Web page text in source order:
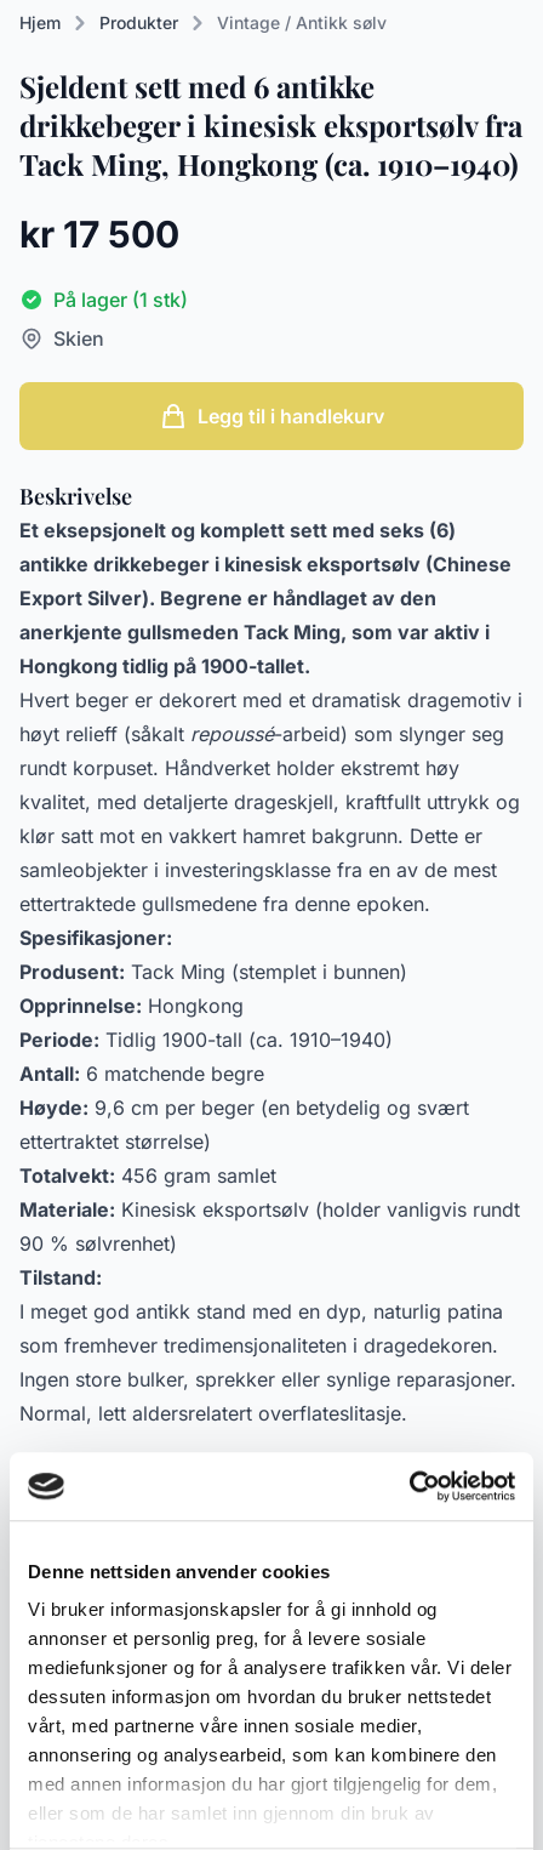
Denne nettsiden anvender cookies
Vi bruker informasjonskapsler for å gi innhold og
annonser et personlig preg, for å levere sosiale
mediefunksjoner og for å analysere trafikken vår. Vi deler
dessuten informasjon om hvordan du bruker nettstedet
vårt, med partnerne våre innen sosiale medier,
annonsering og analysearbeid, som kan kombinere den
med annen informasjon du har gjort tilgjengelig for dem,
eller som de har samlet inn gjennom din bruk av
Hjem Produkter Vintage / Antikk sølv
Sjeldent sett med 6 antikke
drikkebeger i kinesisk eksportsølv fra
Tack Ming, Hongkong (ca. 1910–1940)
kr 17 500
På lager (1 stk)
Skien
Legg til i handlekurv
Beskrivelse
Et eksepsjonelt og komplett sett med seks (6)
antikke drikkebeger i kinesisk eksportsølv (Chinese
Export Silver). Begrene er håndlaget av den
anerkjente gullsmeden Tack Ming, som var aktiv i
Hongkong tidlig på 1900-tallet.
Hvert beger er dekorert med et dramatisk dragemotiv i
høyt relieff (såkalt repoussé-arbeid) som slynger seg
rundt korpuset. Håndverket holder ekstremt høy
kvalitet, med detaljerte drageskjell, kraftfullt uttrykk og
klør satt mot en vakkert hamret bakgrunn. Dette er
samleobjekter i investeringsklasse fra en av de mest
ettertraktede gullsmedene fra denne epoken.
Spesifikasjoner:
Produsent: Tack Ming (stemplet i bunnen)
Opprinnelse: Hongkong
Periode: Tidlig 1900-tall (ca. 1910–1940)
Antall: 6 matchende begre
Høyde: 9,6 cm per beger (en betydelig og svært
ettertraktet størrelse)
Totalvekt: 456 gram samlet
Materiale: Kinesisk eksportsølv (holder vanligvis rundt
90 % sølvrenhet)
Tilstand:
I meget god antikk stand med en dyp, naturlig patina
som fremhever tredimensjonaliteten i dragedekoren.
Ingen store bulker, sprekker eller synlige reparasjoner.
Normal, lett aldersrelatert overflateslitasje.
*Dette produktet har fri frakt, blir trukket ifra i kassen
når man skal betale.
Produktdetaljer
Tilstand:
God med bruksspor
Varenummer:
2000000006338
Publisert:
Emneord